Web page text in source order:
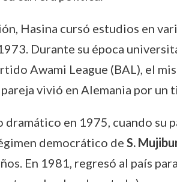
Hasina cursó estudios en
Durante su época
Awami League (BAL), el
vivió en Alemania por un
dramático en 1975, cuando su
democrático de S.
En 1981, regresó al país